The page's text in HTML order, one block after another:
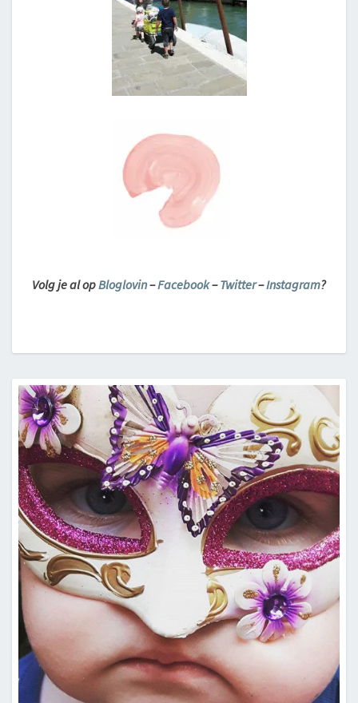
Volg je al opBloglovin–Facebook–Twitter–Instagram?